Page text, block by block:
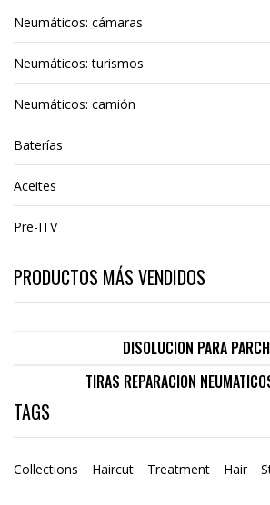
Neumáticos: cámaras
Neumáticos: turismos
Neumáticos: camión
Baterías
Aceites
Pre-ITV
PRODUCTOS MÁS VENDIDOS
DISOLUCION PARA
TIRAS REPARACION
TAGS
Collections Haircut Treatment Hair